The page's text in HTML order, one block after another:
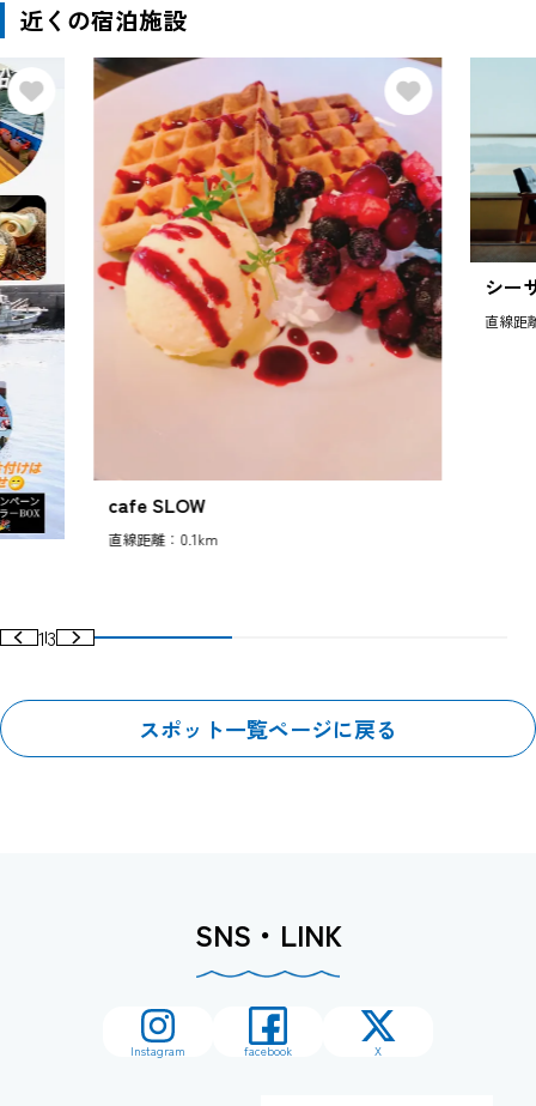
近くの宿泊施設
cafe SLOW
直線距離：0.1km
シー
直線距
13
スポット一覧ページに戻る
SNS・LINK
Instagram facebook X